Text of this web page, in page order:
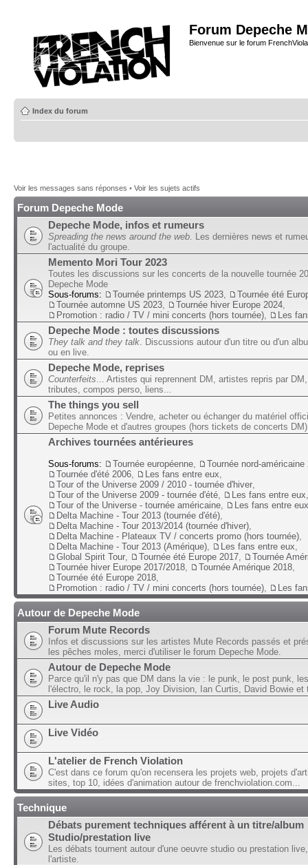
Forum Depeche
Bienvenue sur le forum
Index du forum
Voir les messages sans réponses • Voir les sujets actifs
Forum Depeche Mode
Depeche Mode, infos et rumeurs
Spreading the news around the web . Les dernières news et
l'actualité du groupe.
Memento Mori Tour 2023
Toutes les discussions sur les concerts de la nouvelle tournée
Depeche Mode
Sous-forums:
Tournée printemps US 2023
Tournée été
Tournée automne US 2023
Tournée hiver Europe 2024
Promotion : radio / TV / mini concerts (hors tournée)
Les
Depeche Mode : toutes discussions
They talk and they talk . Discussions autour d'un titre ou d'un
ou en live.
Depeche Mode, reprises
Counterfeits ... Artistes qui reprennent DM, artistes repris par
tributes, compos perso, liens...
The things you sell
Petites annonces : Vendre, acheter ou échanger du matériel
Depeche Mode et d'autres groupes (hors tickets de concerts DM)
Archives tournées antérieures
Sous-forums: Tournée européenne
Tournée nord-américaine
Tournée d'été 2006
Les fans entre eux
Tour of the Universe 2009 / 2010 - tournée d'hiver
Tour of the Universe 2009 - tournée d'été
Les fans entre eux
Tour of the Universe - tournée américaine
Les fans entre eux
Delta Machine - Tour 2013 (tournée d'été)
Delta Machine - Tour 2013/2014 (tournée d'hiver)
Delta Machine - Plateaux TV / concerts promo (hors tournée)
Delta Machine - Tour 2013 (Amérique)
Les fans entre eux
Global Spirit Tour
Tournée été Europe 2017
Tournée
Tournée hiver Europe 2017/2018
Tournée Amérique 2018
Tournée été Europe 2018
Promotion : radio / TV / mini concerts (hors tournée)
Les
Autour de Depeche Mode
Forum Mute Records
Infos et discussions sur les artistes Mute Records passés et
les pêches moles, merci d'utiliser le forum Depeche Mode.
Autour de Depeche Mode
Parce qu'il n'y pas que DM dans la vie : le punk, le post punk,
l'électro, le rock, la pop, Joy Division, Ian Curtis, David Bowie et
Live Audio
Live Vidéo
L'atelier de French Violation
C'est dans ce forum qu'on recensera les projets web, projets
sites, top 10, idées d'animation autour de frenchviolation.com...
Technique
Débats purement techniques afférent à un titre/album
Studio/prestation live
Les débats tournent autour d'une oeuvre studio ou prestation
l'artiste.